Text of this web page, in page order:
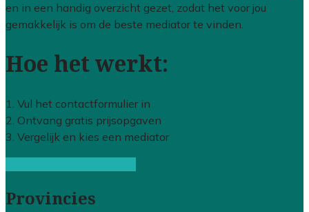
en in een handig overzicht gezet, zodat het voor jou
gemakkelijk is om de beste mediator te vinden.
Hoe het werkt:
1. Vul het contactformulier in
2. Ontvang gratis prijsopgaven
3. Vergelijk en kies een mediator
Provincies